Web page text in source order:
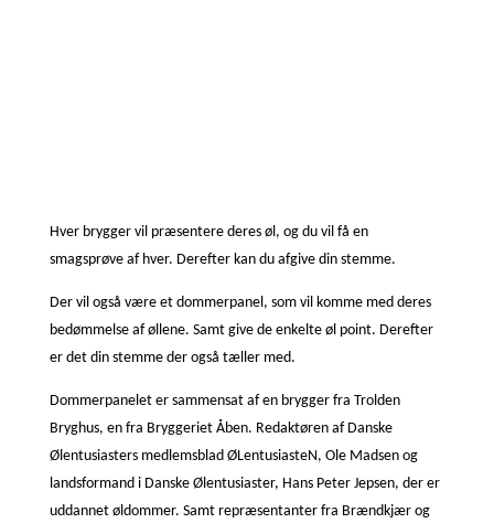
Hver brygger vil præsentere deres øl, og du vil få en
smagsprøve af hver. Derefter kan du afgive din stemme.
Der vil også være et dommerpanel, som vil komme med deres
bedømmelse af øllene. Samt give de enkelte øl point. Derefter
er det din stemme der også tæller med.
Dommerpanelet er sammensat af en brygger fra Trolden
Bryghus, en fra Bryggeriet Åben. Redaktøren af Danske
Ølentusiasters medlemsblad ØLentusiasteN, Ole Madsen og
landsformand i Danske Ølentusiaster, Hans Peter Jepsen, der er
uddannet øldommer. Samt repræsentanter fra Brændkjær og